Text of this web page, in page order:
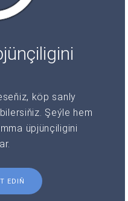
köp sanly
Şeýle hem
üpjünçiligini
EDIŇ